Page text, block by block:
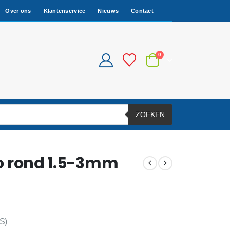
Over ons Klantenservice Nieuws Contact
0
ZOEKEN
rond 1.5-3mm